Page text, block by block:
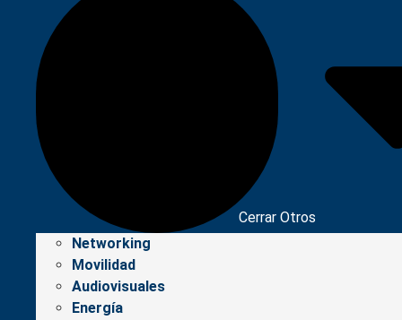
Cerrar Otros
Networking
Movilidad
Audiovisuales
Energía